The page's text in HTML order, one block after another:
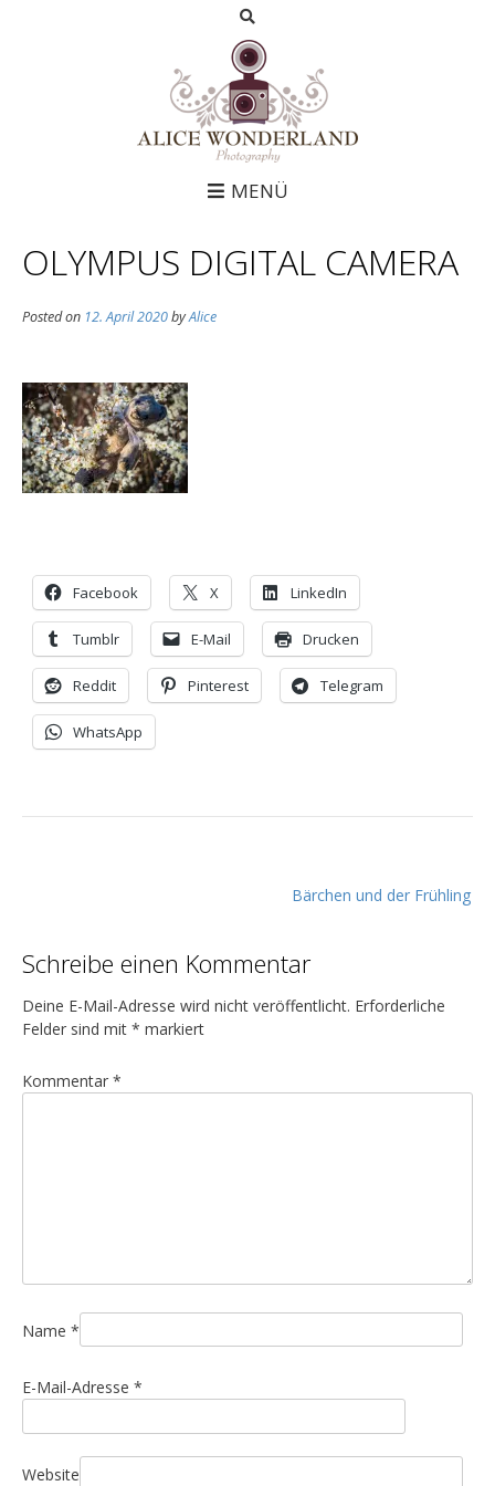
MENÜ
OLYMPUS DIGITAL CAMERA
Posted on 12. April 2020byAlice
Facebook X LinkedIn
Tumblr E-Mail Drucken
Reddit Pinterest Telegram
WhatsApp
t
r
a
s
a
i
o
n
Bärchen und der Frühling
Schreibe einen Kommentar
Deine E-Mail-Adresse wird nicht veröffentlicht. Erforderliche
Felder sind mit * markiert
Kommentar *
Name *
E-Mail-Adresse *
Website